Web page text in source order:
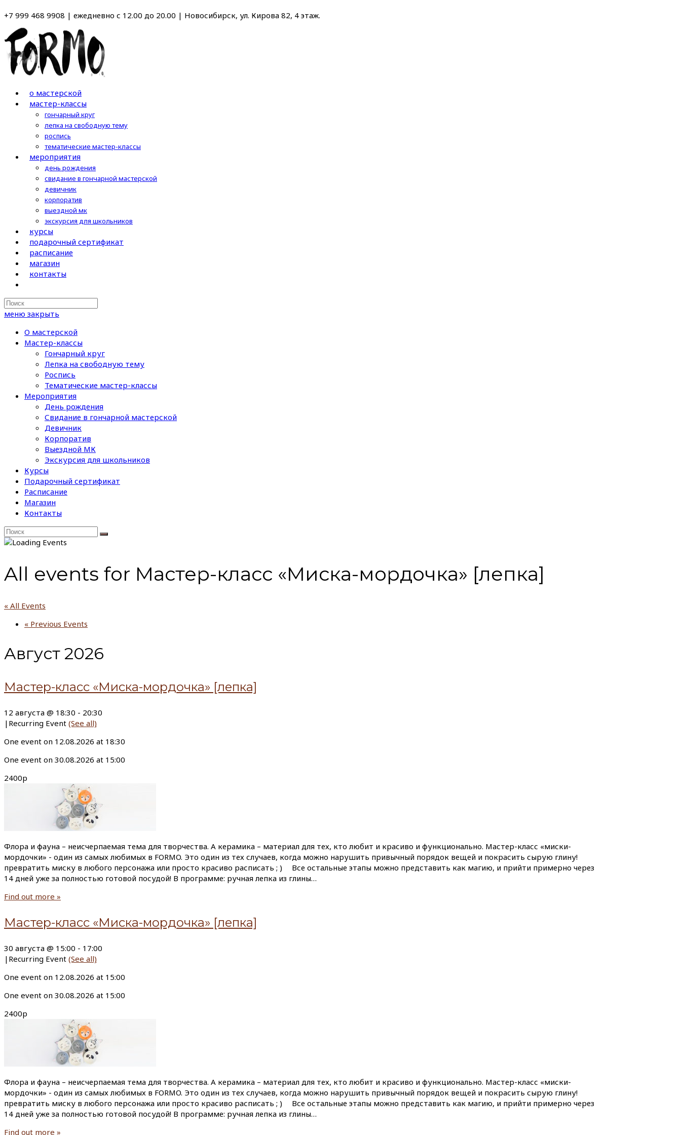
к
содержимому
+7 999 468 9908 | ежедневно с 12.00 до 20.00 | Новосибирск, ул. Кирова 82, 4 этаж.
о мастерской
мастер-классы
гончарный круг
лепка на свободную тему
роспись
тематические мастер-классы
мероприятия
день рождения
свидание в гончарной мастерской
девичник
корпоратив
выездной мк
экскурсия для школьников
курсы
подарочный сертификат
расписание
магазин
контакты
Search
this
меню закрыть
О мастерской
Мастер-классы
Гончарный круг
Лепка на свободную тему
Роспись
Тематические мастер-классы
Мероприятия
День рождения
Свидание в гончарной мастерской
Девичник
Корпоратив
Выездной МК
Экскурсия для школьников
Курсы
Подарочный сертификат
Расписание
Магазин
Контакты
All events for Мастер-класс «Миска-мордочка» [лепка]
« All Events
« Previous Events
Август 2026
Мастер-класс «Миска-мордочка» [лепка]
12 августа @ 18:30 - 20:30
| Recurring Event (See all)
One event on 12.08.2026 at 18:30
One event on 30.08.2026 at 15:00
2400р
Флора и фауна – неисчерпаемая тема для творчества. А керамика – материал для тех, кто любит и красиво и функционально. Мастер-класс «миски-
мордочки» - один из самых любимых в FORMO. Это один из тех случаев, когда можно нарушить привычный порядок вещей и покрасить сырую глину!
превратить миску в любого персонажа или просто красиво расписать ; ) ⠀ Все остальные этапы можно представить как магию, и прийти примерно через
14 дней уже за полностью готовой посудой! В программе: ручная лепка из глины…
Find out more »
Мастер-класс «Миска-мордочка» [лепка]
30 августа @ 15:00 - 17:00
| Recurring Event (See all)
One event on 12.08.2026 at 15:00
One event on 30.08.2026 at 15:00
2400р
Флора и фауна – неисчерпаемая тема для творчества. А керамика – материал для тех, кто любит и красиво и функционально. Мастер-класс «миски-
мордочки» - один из самых любимых в FORMO. Это один из тех случаев, когда можно нарушить привычный порядок вещей и покрасить сырую глину!
превратить миску в любого персонажа или просто красиво расписать ; ) ⠀ Все остальные этапы можно представить как магию, и прийти примерно через
14 дней уже за полностью готовой посудой! В программе: ручная лепка из глины…
Find out more »